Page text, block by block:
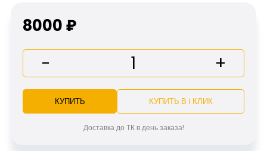
8000 ₽
- +
КУПИТЬ КУПИТЬ В 1 КЛИК
Доставка до ТК в день заказа!